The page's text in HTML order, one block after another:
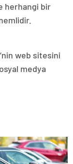
herhangi bir
web sitesini
medya